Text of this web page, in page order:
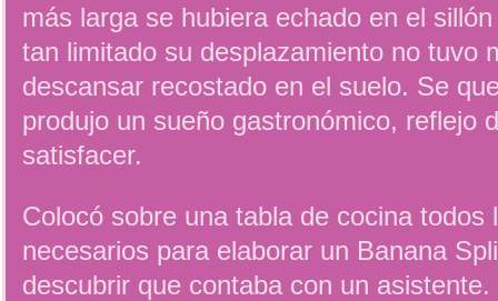
más larga se hubiera echado en el
tan limitado su desplazamiento no tuvo
descansar recostado en el suelo. Se
produjo un sueño gastronómico, reflejo
satisfacer.
Colocó sobre una tabla de cocina todos
necesarios para elaborar un Banana
descubrir que contaba con un